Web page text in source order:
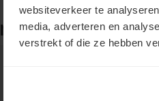
websiteverkeer te
media, adverteren en
verstrekt of die ze hebben